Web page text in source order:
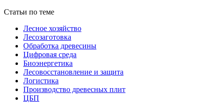
Статьи по теме
Лесное хозяйство
Лесозаготовка
Обработка древесины
Цифровая среда
Биоэнергетика
Лесовосстановление и защита
Логистика
Производство древесных плит
ЦБП